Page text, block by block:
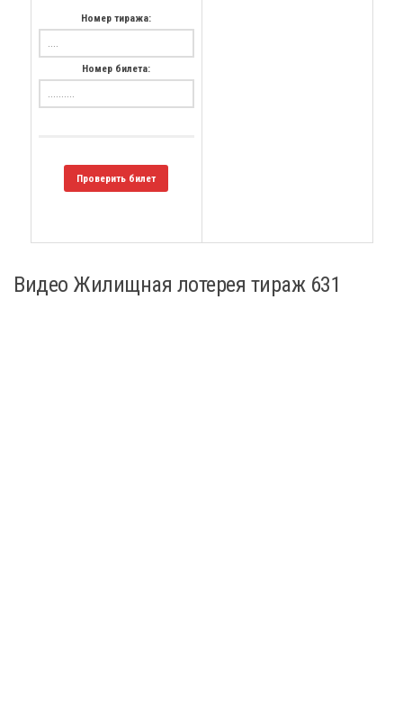
Номер тиража:
Номер билета:
Проверить билет
Видео Жилищная лотерея тираж 631